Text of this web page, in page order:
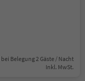
bei Belegung 2 Gäste / Nacht
Inkl. MwSt.